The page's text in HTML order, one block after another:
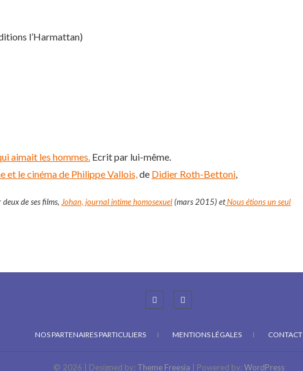
l’Harmattan)
aimait les hommes. Ecrit par lui-même.
et le cinéma de Philippe Vallois,de Didier Roth-Bettoni,
de ses films, Johan, journal intime homosexuel(mars 2015) etNous étions un seul
NOS PARTENAIRES PARTICULIERS MENTIONS LÉGALES CONTACT
© 2026 | Designed by: Theme Freesia | Powered by: WordPress